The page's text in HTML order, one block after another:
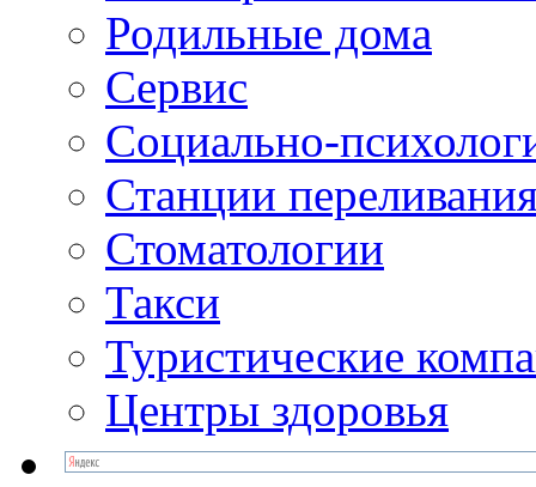
Родильные дома
Сервис
Социально-
Станции
Стоматологии
Такси
Туристические
Центры здоровья